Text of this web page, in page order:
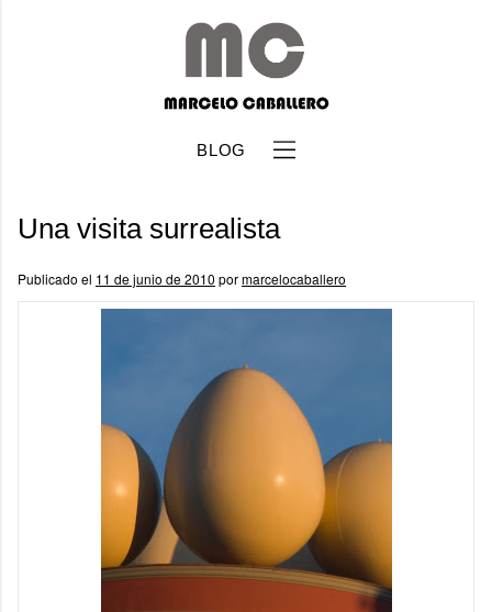
BLOG
Una visita surrealista
Publicado el 11 de junio de 2010 pormarcelocaballero